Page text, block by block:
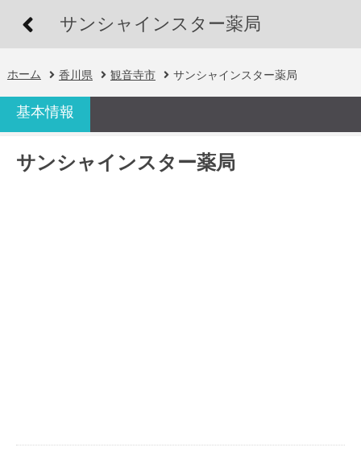
サンシャインスター薬局
ホーム 香川県 観音寺市 サンシャインスター薬局
基本情報
サンシャインスター薬局